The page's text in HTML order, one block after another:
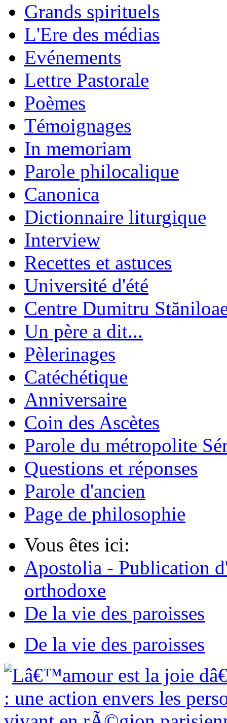
Grands spirituels
L'Ere des médias
Evénements
Lettre Pastorale
Poèmes
Témoignages
In memoriam
Parole philocalique
Canonica
Dictionnaire liturgique
Interview
Recettes et astuces
Université d'été
Centre Dumitru
Un père a dit...
Pèlerinages
Catéchétique
Anniversaire
Coin des Ascètes
Parole du métropolite
Questions et réponses
Parole d'ancien
Page de philosophie
Vous êtes ici:
Apostolia - Publication
orthodoxe
De la vie des paroisses
De la vie des paroisses